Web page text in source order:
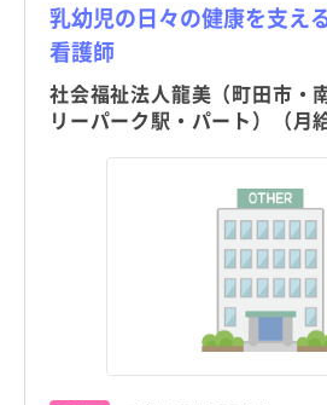
乳幼児の日々の健康を支え
看護師
社会福祉法人龍美（町田市・
リーパーク駅・パート）（月